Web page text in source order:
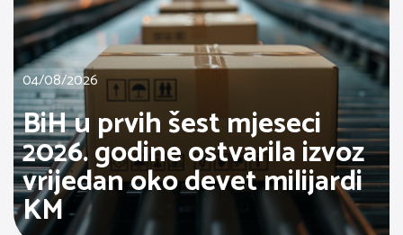
04/08/2026
BiH u prvih šest mjeseci
2026. godine ostvarila izvoz
vrijedan oko devet milijardi
KM